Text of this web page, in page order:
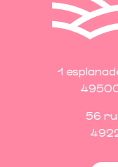
1
56